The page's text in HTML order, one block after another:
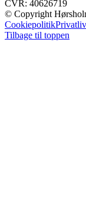
CVR: 40626719
© Copyright
Cookiepolitik
Tilbage til toppen